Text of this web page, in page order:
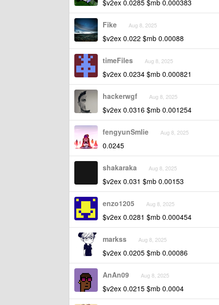
$v2ex 0.0285 $mb 0.000383
Fike Aug 8, 2025
$v2ex 0.022 $mb 0.00088
timeFiles Aug 8, 2025
$v2ex 0.0234 $mb 0.000821
hackerwgf Aug 8, 2025
$v2ex 0.0316 $mb 0.001254
fengyunSmlie Aug 8, 2025
0.0245
shakaraka Aug 8, 2025
$v2ex 0.031 $mb 0.00153
enzo1205 Aug 8, 2025
$v2ex 0.0281 $mb 0.000454
markss Aug 8, 2025
$v2ex 0.0205 $mb 0.00086
AnAn09 Aug 8, 2025
$v2ex 0.0215 $mb 0.0004